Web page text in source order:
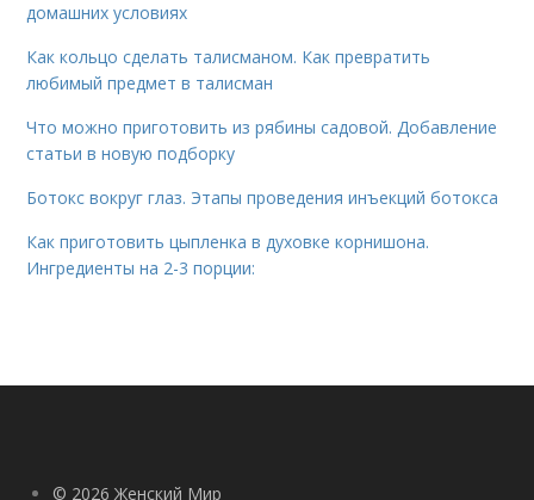
домашних условиях
Как кольцо сделать талисманом. Как превратить
любимый предмет в талисман
Что можно приготовить из рябины садовой. Добавление
статьи в новую подборку
Ботокс вокруг глаз. Этапы проведения инъекций ботокса
Как приготовить цыпленка в духовке корнишона.
Ингредиенты на 2-3 порции:
© 2026 Женский Мир